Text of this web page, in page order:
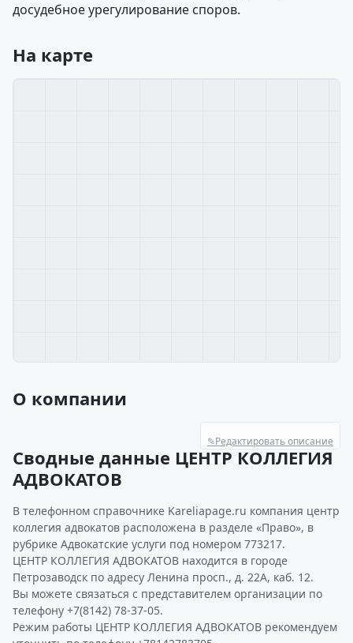
досудебное урегулирование споров.
На карте
О компании
✎Редактировать описание
Сводные данные ЦЕНТР КОЛЛЕГИЯ
АДВОКАТОВ
В телефонном справочнике Kareliapage.ru компания центр
коллегия адвокатов расположена в разделе «Право», в
рубрике Адвокатские услуги под номером 773217.
ЦЕНТР КОЛЛЕГИЯ АДВОКАТОВ находится в городе
Петрозаводск по адресу Ленина просп., д. 22А, каб. 12.
Вы можете связаться с представителем организации по
телефону +7(8142) 78-37-05.
Режим работы ЦЕНТР КОЛЛЕГИЯ АДВОКАТОВ рекомендуем